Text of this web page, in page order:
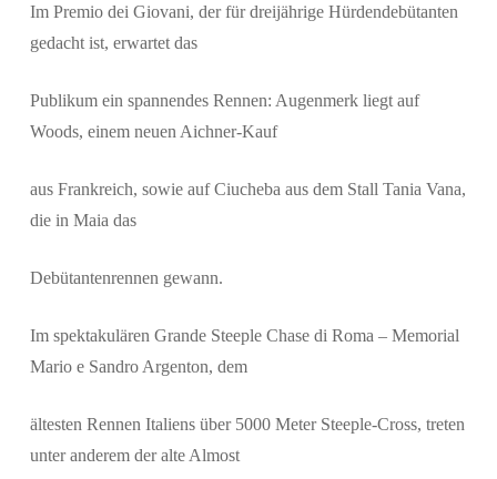
Im Premio dei Giovani, der für dreijährige Hürdendebütanten
gedacht ist, erwartet das
Publikum ein spannendes Rennen: Augenmerk liegt auf
Woods, einem neuen Aichner-Kauf
aus Frankreich, sowie auf Ciucheba aus dem Stall Tania Vana,
die in Maia das
Debütantenrennen gewann.
Im spektakulären Grande Steeple Chase di Roma – Memorial
Mario e Sandro Argenton, dem
ältesten Rennen Italiens über 5000 Meter Steeple-Cross, treten
unter anderem der alte Almost